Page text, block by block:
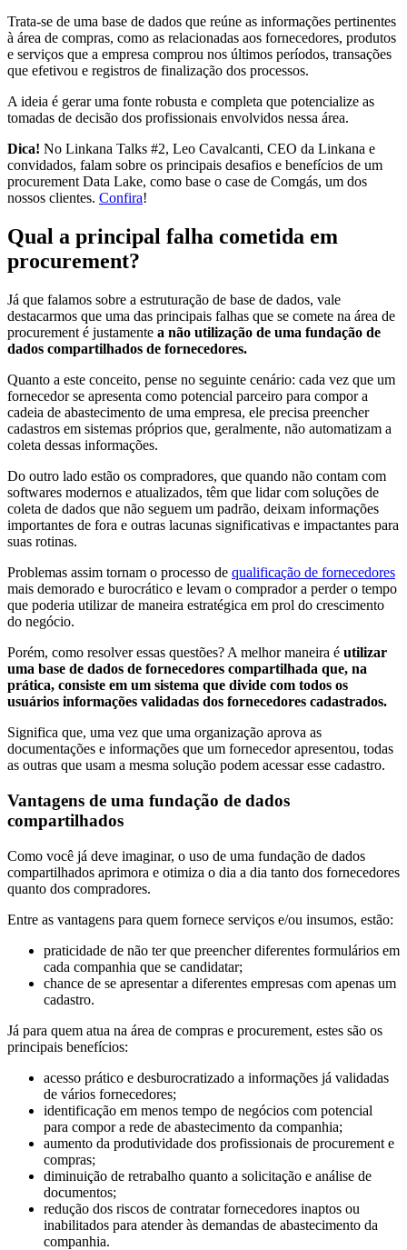
Trata-se de uma base de dados que reúne as informações pertinentes
à área de compras, como as relacionadas aos fornecedores, produtos
e serviços que a empresa comprou nos últimos períodos, transações
que efetivou e registros de finalização dos processos.
A ideia é gerar uma fonte robusta e completa que potencialize as
tomadas de decisão dos profissionais envolvidos nessa área.
Dica! No Linkana Talks #2, Leo Cavalcanti, CEO da Linkana e
convidados, falam sobre os principais desafios e benefícios de um
procurement Data Lake, como base o case de Comgás, um dos
nossos clientes. Confira!
Qual a principal falha cometida em
procurement?
Já que falamos sobre a estruturação de base de dados, vale
destacarmos que uma das principais falhas que se comete na área de
procurement é justamente a não utilização de uma fundação de
dados compartilhados de fornecedores.
Quanto a este conceito, pense no seguinte cenário: cada vez que um
fornecedor se apresenta como potencial parceiro para compor a
cadeia de abastecimento de uma empresa, ele precisa preencher
cadastros em sistemas próprios que, geralmente, não automatizam a
coleta dessas informações.
Do outro lado estão os compradores, que quando não contam com
softwares modernos e atualizados, têm que lidar com soluções de
coleta de dados que não seguem um padrão, deixam informações
importantes de fora e outras lacunas significativas e impactantes para
suas rotinas.
Problemas assim tornam o processo de qualificação de fornecedores
mais demorado e burocrático e levam o comprador a perder o tempo
que poderia utilizar de maneira estratégica em prol do crescimento
do negócio.
Porém, como resolver essas questões? A melhor maneira é utilizar
uma base de dados de fornecedores compartilhada que, na
prática, consiste em um sistema que divide com todos os
usuários informações validadas dos fornecedores cadastrados.
Significa que, uma vez que uma organização aprova as
documentações e informações que um fornecedor apresentou, todas
as outras que usam a mesma solução podem acessar esse cadastro.
Vantagens de uma fundação de dados
compartilhados
Como você já deve imaginar, o uso de uma fundação de dados
compartilhados aprimora e otimiza o dia a dia tanto dos fornecedores
quanto dos compradores.
Entre as vantagens para quem fornece serviços e/ou insumos, estão:
praticidade de não ter que preencher diferentes formulários em
cada companhia que se candidatar;
chance de se apresentar a diferentes empresas com apenas um
cadastro.
Já para quem atua na área de compras e procurement, estes são os
principais benefícios:
acesso prático e desburocratizado a informações já validadas
de vários fornecedores;
identificação em menos tempo de negócios com potencial
para compor a rede de abastecimento da companhia;
aumento da produtividade dos profissionais de procurement e
compras;
diminuição de retrabalho quanto a solicitação e análise de
documentos;
redução dos riscos de contratar fornecedores inaptos ou
inabilitados para atender às demandas de abastecimento da
companhia.